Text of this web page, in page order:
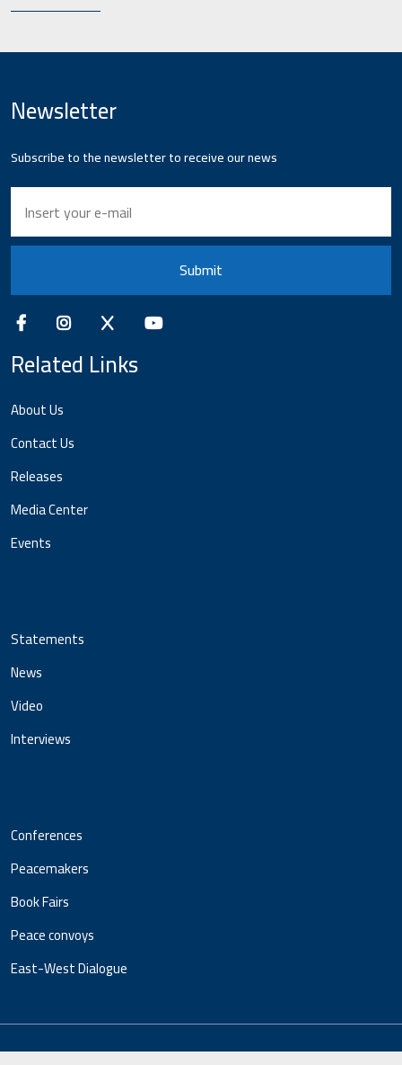
Newsletter
Subscribe to the newsletter to receive our news
Submit
Related Links
About Us
Contact Us
Releases
Media Center
Events
Statements
News
Video
Interviews
Conferences
Peacemakers
Book Fairs
Peace convoys
East-West Dialogue